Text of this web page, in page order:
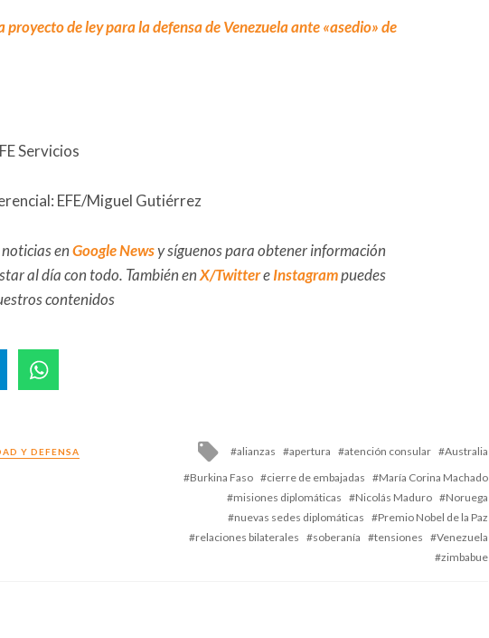
proyecto de ley para la defensa de Venezuela ante «asedio» de
Servicios
EFE/Miguel Gutiérrez
enGoogle Newsy síguenos para obtener información
al día con todo. También enX/TwittereInstagrampuedes
contenidos
Y DEFENSA
Tagged
alianzas apertura atención consular
Australia
Burkina Faso
cierre de embajadas
María Corina Machado
misiones diplomáticas
Nicolás Maduro
Noruega
nuevas sedes diplomáticas
Premio Nobel de la Paz
relaciones bilaterales
soberanía tensiones
Venezuela
zimbabue